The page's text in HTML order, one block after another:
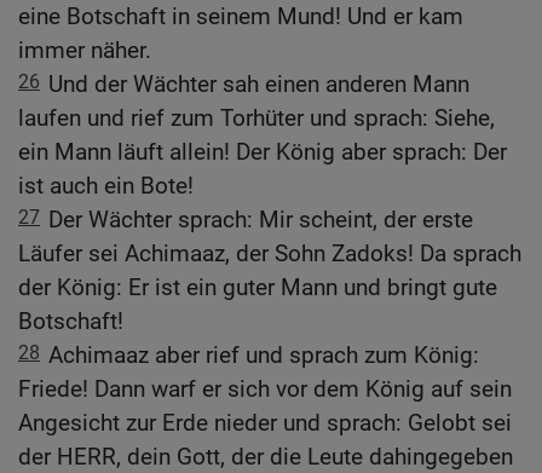
eine Botschaft in seinem Mund! Und er kam
immer näher.
26 Und der Wächter sah einen anderen Mann
laufen und rief zum Torhüter und sprach: Siehe,
ein Mann läuft allein! Der König aber sprach: Der
ist auch ein Bote!
27 Der Wächter sprach: Mir scheint, der erste
Läufer sei Achimaaz, der Sohn Zadoks! Da sprach
der König: Er ist ein guter Mann und bringt gute
Botschaft!
28 Achimaaz aber rief und sprach zum König:
Friede! Dann warf er sich vor dem König auf sein
Angesicht zur Erde nieder und sprach: Gelobt sei
der HERR, dein Gott, der die Leute dahingegeben